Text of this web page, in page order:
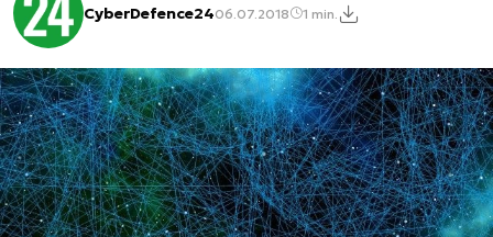
CyberDefence2406.07.2018 1 min.